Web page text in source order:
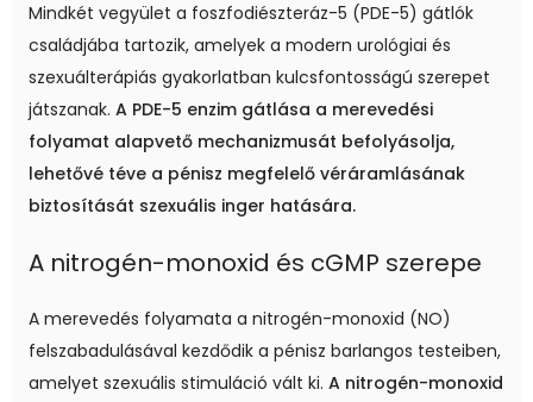
Mindkét vegyület a foszfodiészteráz-5 (PDE-5) gátlók
családjába tartozik, amelyek a modern urológiai és
szexuálterápiás gyakorlatban kulcsfontosságú szerepet
játszanak. A PDE-5 enzim gátlása a merevedési
folyamat alapvető mechanizmusát befolyásolja,
lehetővé téve a pénisz megfelelő véráramlásának
biztosítását szexuális inger hatására.
A nitrogén-monoxid és cGMP szerepe
A merevedés folyamata a nitrogén-monoxid (NO)
felszabadulásával kezdődik a pénisz barlangos testeiben,
amelyet szexuális stimuláció vált ki. A nitrogén-monoxid